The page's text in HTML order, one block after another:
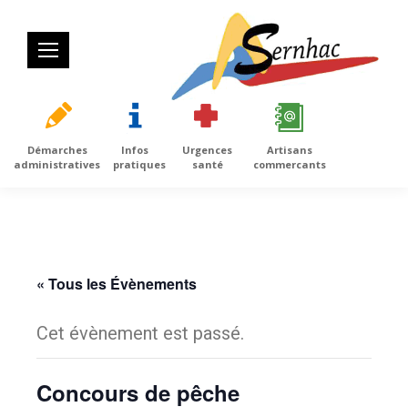
Démarches
administratives
Infos
pratiques
Urgences
santé
Artisans
commercants
« Tous les Évènements
Cet évènement est passé.
Concours de pêche